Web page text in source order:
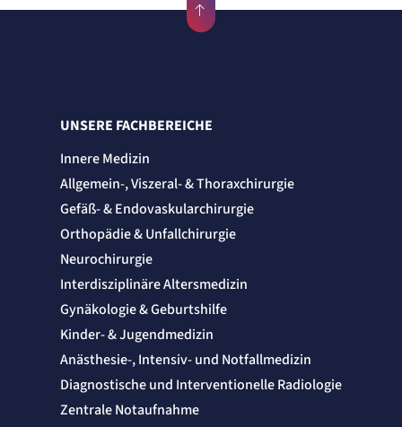
UNSERE FACHBEREICHE
Innere Medizin
Allgemein-, Viszeral- & Thoraxchirurgie
Gefäß- & Endovaskularchirurgie
Orthopädie & Unfallchirurgie
Neurochirurgie
Interdisziplinäre Altersmedizin
Gynäkologie & Geburtshilfe
Kinder- & Jugendmedizin
Anästhesie-, Intensiv- und Notfallmedizin
Diagnostische und Interventionelle Radiologie
Zentrale Notaufnahme